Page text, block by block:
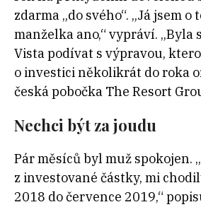
zdarma „do svého“. „Já jsem o
manželka ano,“ vypráví. „Byla
Vista podívat s výpravou,
o investici několikrát do roka
česká pobočka The Resort
Nechci být za joudu
Pár měsíců byl muž spokojen.
z investované částky, mi
2018 do července 2019,“